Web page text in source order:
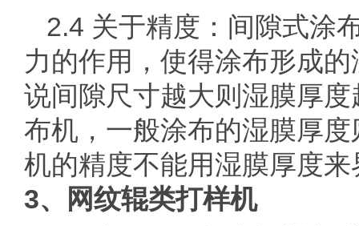
2.4 关于精度：间隙式涂
力的作用，使得涂布形成
说间隙尺寸越大则湿膜厚
布机，一般涂布的湿膜厚
机的精度不能用湿膜厚度
3、网纹辊类打样机